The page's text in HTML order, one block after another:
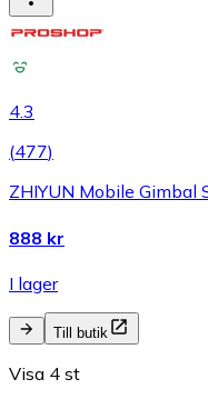
4.3
(477)
ZHIYUN Mobile Gimbal
888 kr
I lager
Till butik
Visa 4 st